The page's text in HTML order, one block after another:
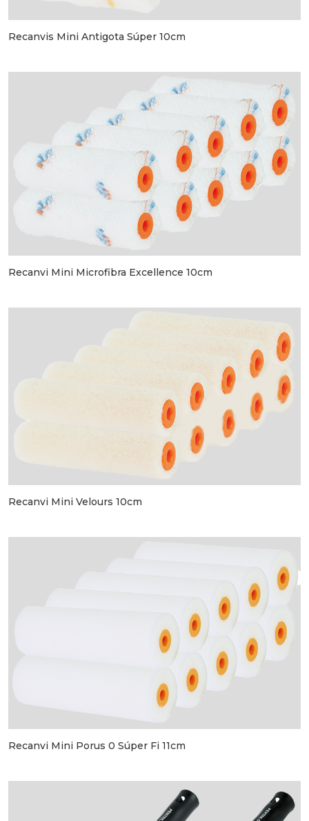
Recanvis Mini Antigota Súper 10cm
Recanvi Mini Microfibra Excellence 10cm
Recanvi Mini Velours 10cm
Recanvi Mini Porus 0 Súper Fi 11cm